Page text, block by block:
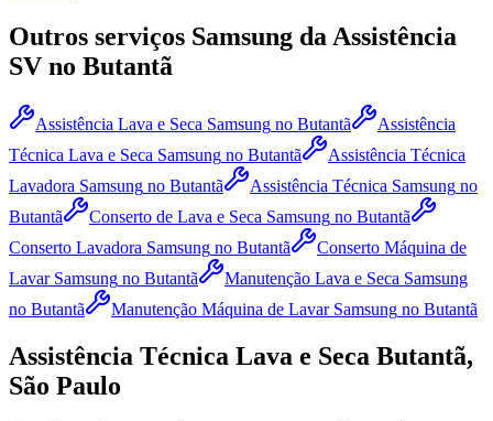
Outros serviços Samsung da Assistência
SV no Butantã
Assistência Lava e Seca Samsung no Butantã
Assistência
Técnica Lava e Seca Samsung no Butantã
Assistência Técnica
Lavadora Samsung no Butantã Assistência Técnica Samsung no
Butantã
Conserto de Lava e Seca Samsung no Butantã
Conserto Lavadora Samsung no Butantã
Conserto Máquina de
Lavar Samsung no Butantã
Manutenção Lava e Seca Samsung
no Butantã
Manutenção Máquina de Lavar Samsung no Butantã
Assistência Técnica Lava e Seca Butantã,
São Paulo